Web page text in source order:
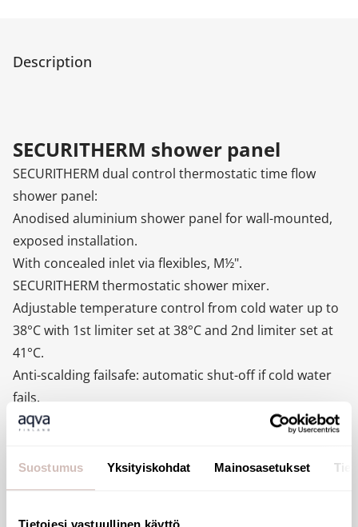
Suostumus Yksityiskohdat Mainosasetukset
Description
SECURITHERM shower panel
SECURITHERM dual control thermostatic time flow
shower panel:
Anodised aluminium shower panel for wall-mounted,
exposed installation.
With concealed inlet via flexibles, M½".
SECURITHERM thermostatic shower mixer.
Adjustable temperature control from cold water up to
38°C with 1st limiter set at 38°C and 2nd limiter set at
41°C.
Anti-scalding failsafe: automatic shut-off if cold water
fails.
Anti-cold showers function: automatic shut-off if hot
Thermal shocks are possible.
Soft-touch operation.